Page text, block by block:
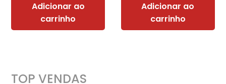
Adicionar ao
carrinho
Adicionar ao
carrinho
TOP VENDAS